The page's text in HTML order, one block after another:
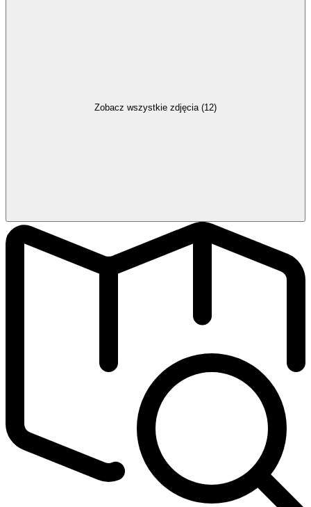
Zobacz wszystkie zdjęcia (12)